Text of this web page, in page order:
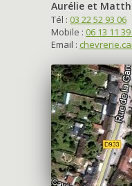
Aurélie et
Tél : 03 22 52 93 06
Mobile : 06 13 11
Email :